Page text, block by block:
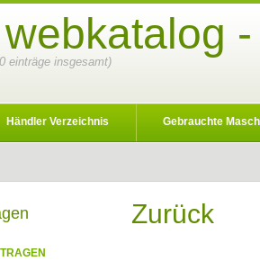
einträge insgesamt)
Händler Verzeichnis Gebrauchte
Zurück